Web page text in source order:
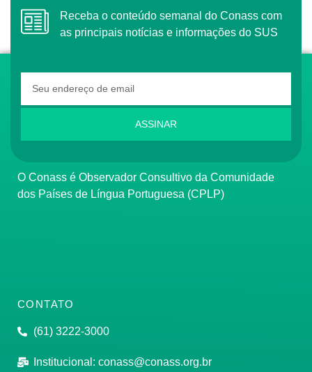
Receba o conteúdo semanal do Conass com
as principais notícias e informações do SUS
ASSINAR
O Conass é Observador Consultivo da Comunidade
dos Países de Língua Portuguesa (CPLP)
CONTATO
(61) 3222-3000
Institucional: conass@conass.org.br